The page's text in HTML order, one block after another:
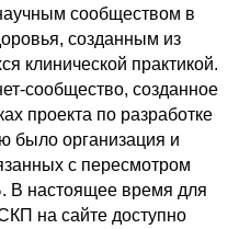
сообществом в
созданным из
клинической практикой.
сообщество, созданное
проекта по разработке
было организация и
с пересмотром
В настоящее время для
на сайте доступно